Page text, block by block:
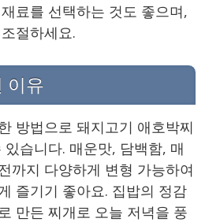
료를 선택하는 것도 좋으며,
절하세요.
이유
방법으로 돼지고기 애호박찌
습니다. 매운맛, 담백함, 매
까지 다양하게 변형 가능하여
즐기기 좋아요. 집밥의 정감
만든 찌개로 오늘 저녁을 풍